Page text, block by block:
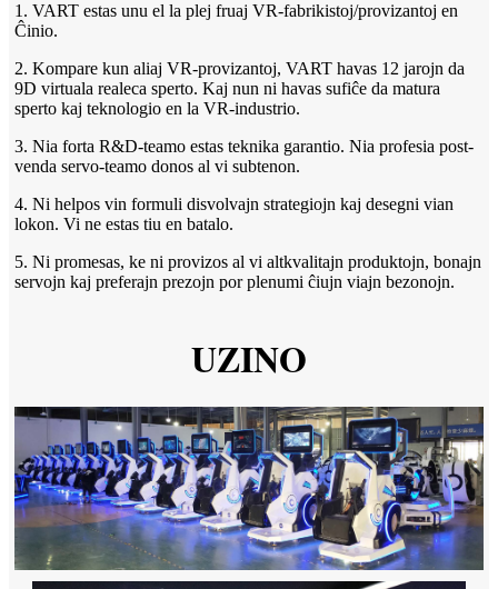
1. VART estas unu el la plej fruaj VR-fabrikistoj/provizantoj en
Ĉinio.
2. Kompare kun aliaj VR-provizantoj, VART havas 12 jarojn da
9D virtuala realeca sperto. Kaj nun ni havas sufiĉe da matura
sperto kaj teknologio en la VR-industrio.
3. Nia forta R&D-teamo estas teknika garantio. Nia profesia post-
venda servo-teamo donos al vi subtenon.
4. Ni helpos vin formuli disvolvajn strategiojn kaj desegni vian
lokon. Vi ne estas tiu en batalo.
5. Ni promesas, ke ni provizos al vi altkvalitajn produktojn, bonajn
servojn kaj preferajn prezojn por plenumi ĉiujn viajn bezonojn.
UZINO